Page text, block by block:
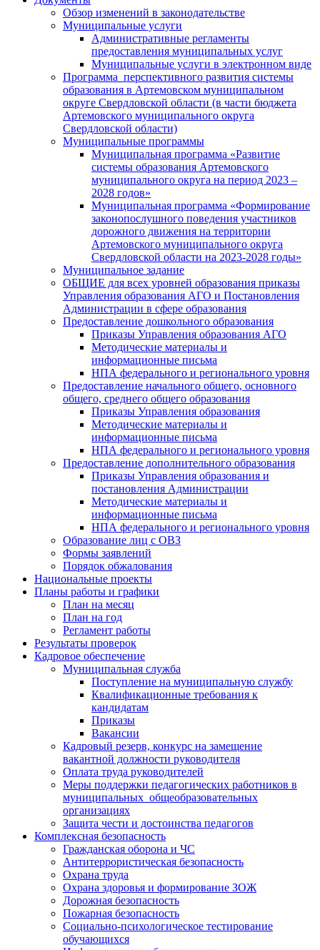
Обзор изменений в законодательстве
Муниципальные услуги
Административные регламенты
предоставления муниципальных услуг
Муниципальные услуги в электронном виде
Программа перспективного развития системы
образования в Артемовском муниципальном
округе Свердловской области (в части бюджета
Артемовского муниципального округа
Свердловской области)
Муниципальные программы
Муниципальная программа «Развитие
системы образования Артемовского
муниципального округа на период 2023 –
2028 годов»
Муниципальная программа «Формирование
законопослушного поведения участников
дорожного движения на территории
Артемовского муниципального округа
Свердловской области на 2023-2028 годы»
Муниципальное задание
ОБЩИЕ для всех уровней образования приказы
Управления образования АГО и Постановления
Администрации в сфере образования
Предоставление дошкольного образования
Приказы Управления образования АГО
Методические материалы и
информационные письма
НПА федерального и регионального уровня
Предоставление начального общего, основного
общего, среднего общего образования
Приказы Управления образования
Методические материалы и
информационные письма
НПА федерального и регионального уровня
Предоставление дополнительного образования
Приказы Управления образования и
постановления Администрации
Методические материалы и
информационные письма
НПА федерального и регионального уровня
Образование лиц с ОВЗ
Формы заявлений
Порядок обжалования
Национальные проекты
Планы работы и графики
План на месяц
План на год
Регламент работы
Результаты проверок
Кадровое обеспечение
Муниципальная служба
Поступление на муниципальную службу
Квалификационные требования к
кандидатам
Приказы
Вакансии
Кадровый резерв, конкурс на замещение
вакантной должности руководителя
Оплата труда руководителей
Меры поддержки педагогических работников в
муниципальных общеобразовательных
организациях
Защита чести и достоинства педагогов
Комплексная безопасность
Гражданская оборона и ЧС
Антитеррористическая безопасность
Охрана труда
Охрана здоровья и формирование ЗОЖ
Дорожная безопасность
Пожарная безопасность
Социально-психологическое тестирование
обучающихся